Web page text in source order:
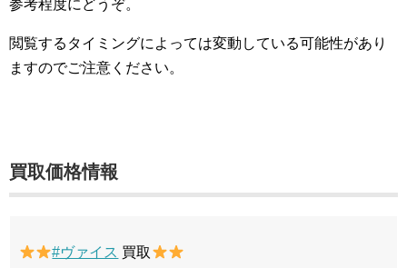
参考程度にどうぞ。
閲覧するタイミングによっては変動している可能性があり
ますのでご注意ください。
買取価格情報
#ヴァイス 買取